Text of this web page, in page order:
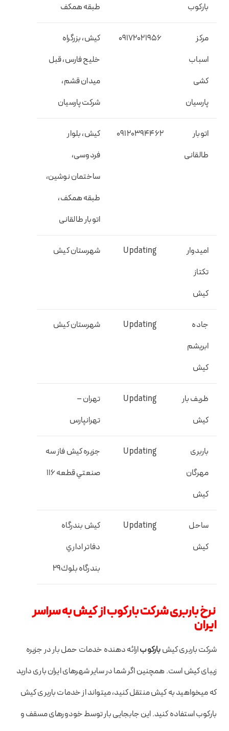
بارکوب
طبقه همکف
مرکز
اسباب
کشی
پارسیان
کیش، بزرگراه
خلیح فارس، قبل
میدان قشم،
شرکت پارسیان
اتوبار
طالقانی
۰۹۱۲۰۳۹۴۴۶۲
کیش، بلوار
فردوسی،
ساختمان نوشین،
طبقه همکف،
اتوبار طالقانی
اميدوار
تكتاز
كيش
Updating شهرستان كيش
جاده
ابريشم
كيش
Updating شهرستان كيش
ظریف بار
کیش
Updating
تهران –
تهرانپارس
باربری
مهرگان
کیش
Updating
جزيره كيش فاز سه
صنعتي قطعه ۱۱۶
ساحل
كيش
Updating
كيش بندرگاه
دفاتر اداري
بندرگاه بلوك۲۹
نرخ باربریشرکت بارکوباز کیش به سراسر
ایران
شرکت باربری کیشبارکوبارائه دهنده خدمات حمل بار در جزیره
زیبای کیش است. همچنین اگر شما در سایر شهرهای ایران باری دارید
که میخواهید به کیش منتقل کنید، میتواند از خدمات باربری کیش
بارکوب استفاده کنید. این جابجایی بار توسط خودورهای مسقف و